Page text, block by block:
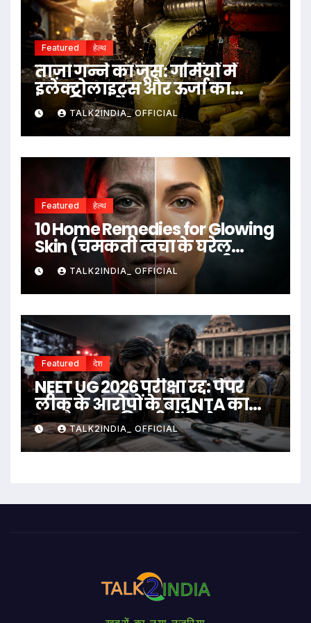
Featured हेल्थ
ताज़ा गन्ने का जूस: गर्मियों में
इलेक्ट्रोलाइट्स और ऊर्जा का
प्राकृतिक स्रोत
TALK2INDIA_ OFFICIAL
Featured हेल्थ
10 Home Remedies for Glowing
Skin (चमकती त्वचा के घरेलू
उपाय)TALK2INDIA_ OFFICIAL
Featured देश
NEET UG 2026 परीक्षा रद्द: पेपर
लीक के आरोपों के बाद NTA का
बड़ा फैसला, दिल्ली में विरोध
प्रदर्शनTALK2INDIA_ OFFICIAL